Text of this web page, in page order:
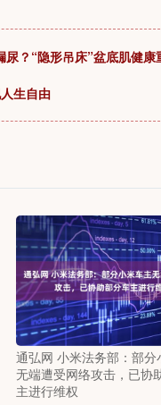
？“隐形吊床”盆底肌健康
生自由
通弘网 小米法务部：部分
无端遭受网络攻击，已协
主进行维权